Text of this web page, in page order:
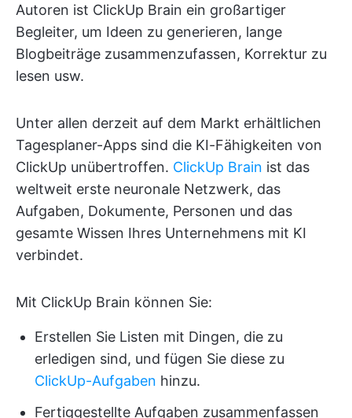
Autoren ist ClickUp Brain ein großartiger
Begleiter, um Ideen zu generieren, lange
Blogbeiträge zusammenzufassen, Korrektur zu
lesen usw.
Unter allen derzeit auf dem Markt erhältlichen
Tagesplaner-Apps sind die KI-Fähigkeiten von
ClickUp unübertroffen. ClickUp Brain ist das
weltweit erste neuronale Netzwerk, das
Aufgaben, Dokumente, Personen und das
gesamte Wissen Ihres Unternehmens mit KI
verbindet.
Mit ClickUp Brain können Sie:
Erstellen Sie Listen mit Dingen, die zu
erledigen sind, und fügen Sie diese zu
ClickUp-Aufgaben hinzu.
Fertiggestellte Aufgaben zusammenfassen